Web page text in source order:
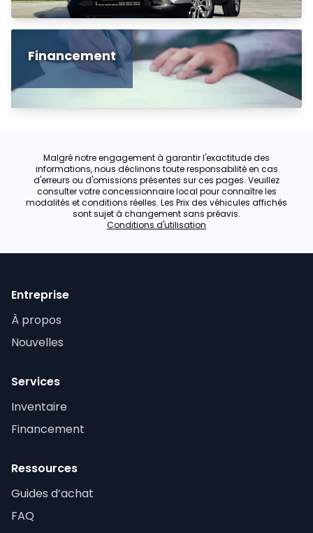
Financement
Malgré notre engagement à garantir l'exactitude des
informations, nous déclinons toute responsabilité en cas
d'erreurs ou d'omissions présentes sur ces pages. Veuillez
consulter votre concessionnaire local pour connaître les
modalités et conditions réelles. Les Prix des véhicules affichés
sont sujet à changement sans préavis.
Conditions d'utilisation
Entreprise
À propos
Nouvelles
Services
Inventaire
Financement
Ressources
Guides d’achat
FAQ